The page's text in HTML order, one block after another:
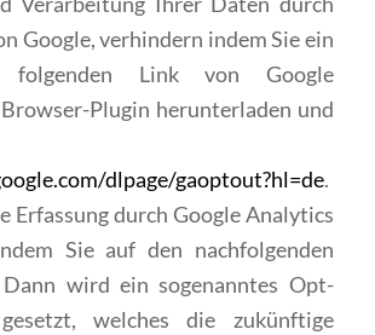
Google, verhindern indem Sie ein
Link von Google
Plugin herunterladen und
dlpage/gaoptout?hl=de.
Erfassung durch Google Analytics
Sie auf den nachfolgenden
wird ein sogenanntes Opt-
welches die zukünftige